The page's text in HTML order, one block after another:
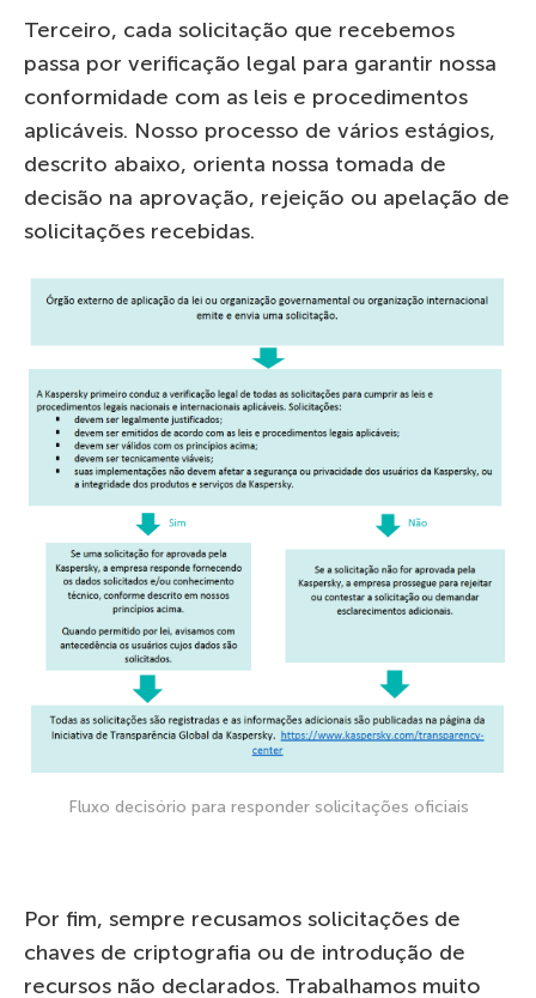
Terceiro, cada solicitação que recebemos
passa por verificação legal para garantir nossa
conformidade com as leis e procedimentos
aplicáveis. Nosso processo de vários estágios,
descrito abaixo, orienta nossa tomada de
decisão na aprovação, rejeição ou apelação de
solicitações recebidas.
Fluxo decisório para responder solicitações oficiais
Por fim, sempre recusamos solicitações de
chaves de criptografia ou de introdução de
recursos não declarados. Trabalhamos muito